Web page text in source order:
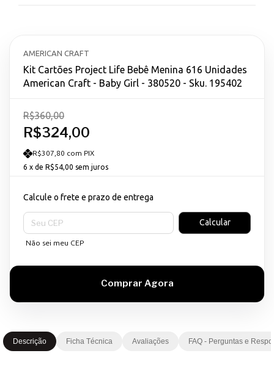
AMERICAN CRAFT
Kit Cartões Project Life Bebê Menina 616 Unidades
American Craft - Baby Girl - 380520 - Sku. 195402
R$324,00
R$360,00
R$307,80 com PIX
6 x de R$54,00 sem juros
Calcule o frete e prazo de entrega
Entregas para o CEP:
Calcular
Não sei meu CEP
Descrição Ficha Técnica Avaliações FAQ - Perguntas e